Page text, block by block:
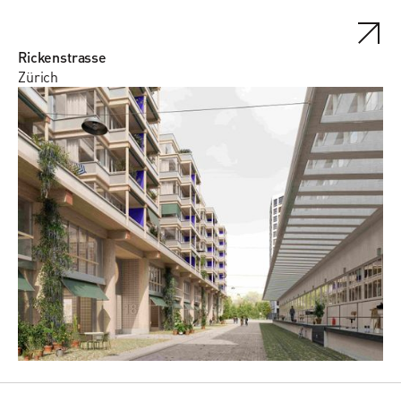
Rickenstrasse
Zürich